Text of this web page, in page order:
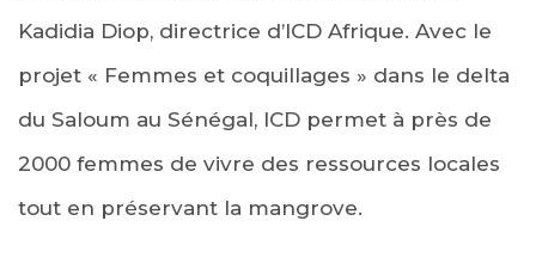
Kadidia Diop, directrice d’ICD Afrique. Avec le
projet « Femmes et coquillages » dans le delta
du Saloum au Sénégal, ICD permet à près de
2000 femmes de vivre des ressources locales
tout en préservant la mangrove.